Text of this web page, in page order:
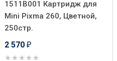
1511B001 Картридж для
Mini Pixma 260, Цветной,
250стр.
2 570 ₽